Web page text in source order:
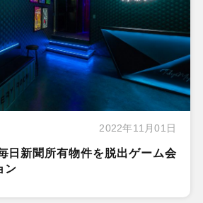
2022年11月01日
日新聞所有物件を脱出ゲーム会
ン